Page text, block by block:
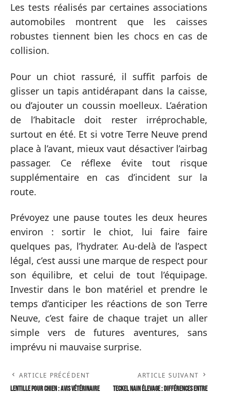
Les tests réalisés par certaines associations
automobiles montrent que les caisses
robustes tiennent bien les chocs en cas de
collision.
Pour un chiot rassuré, il suffit parfois de
glisser un tapis antidérapant dans la caisse,
ou d’ajouter un coussin moelleux. L’aération
de l’habitacle doit rester irréprochable,
surtout en été. Et si votre Terre Neuve prend
place à l’avant, mieux vaut désactiver l’airbag
passager. Ce réflexe évite tout risque
supplémentaire en cas d’incident sur la
route.
Prévoyez une pause toutes les deux heures
environ : sortir le chiot, lui faire faire
quelques pas, l’hydrater. Au-delà de l’aspect
légal, c’est aussi une marque de respect pour
son équilibre, et celui de tout l’équipage.
Investir dans le bon matériel et prendre le
temps d’anticiper les réactions de son Terre
Neuve, c’est faire de chaque trajet un aller
simple vers de futures aventures, sans
imprévu ni mauvaise surprise.
ARTICLE PRÉCÉDENT
Lentille pour chien : avis vétérinaire
ARTICLE SUIVANT
Teckel nain Élevage : différences entre